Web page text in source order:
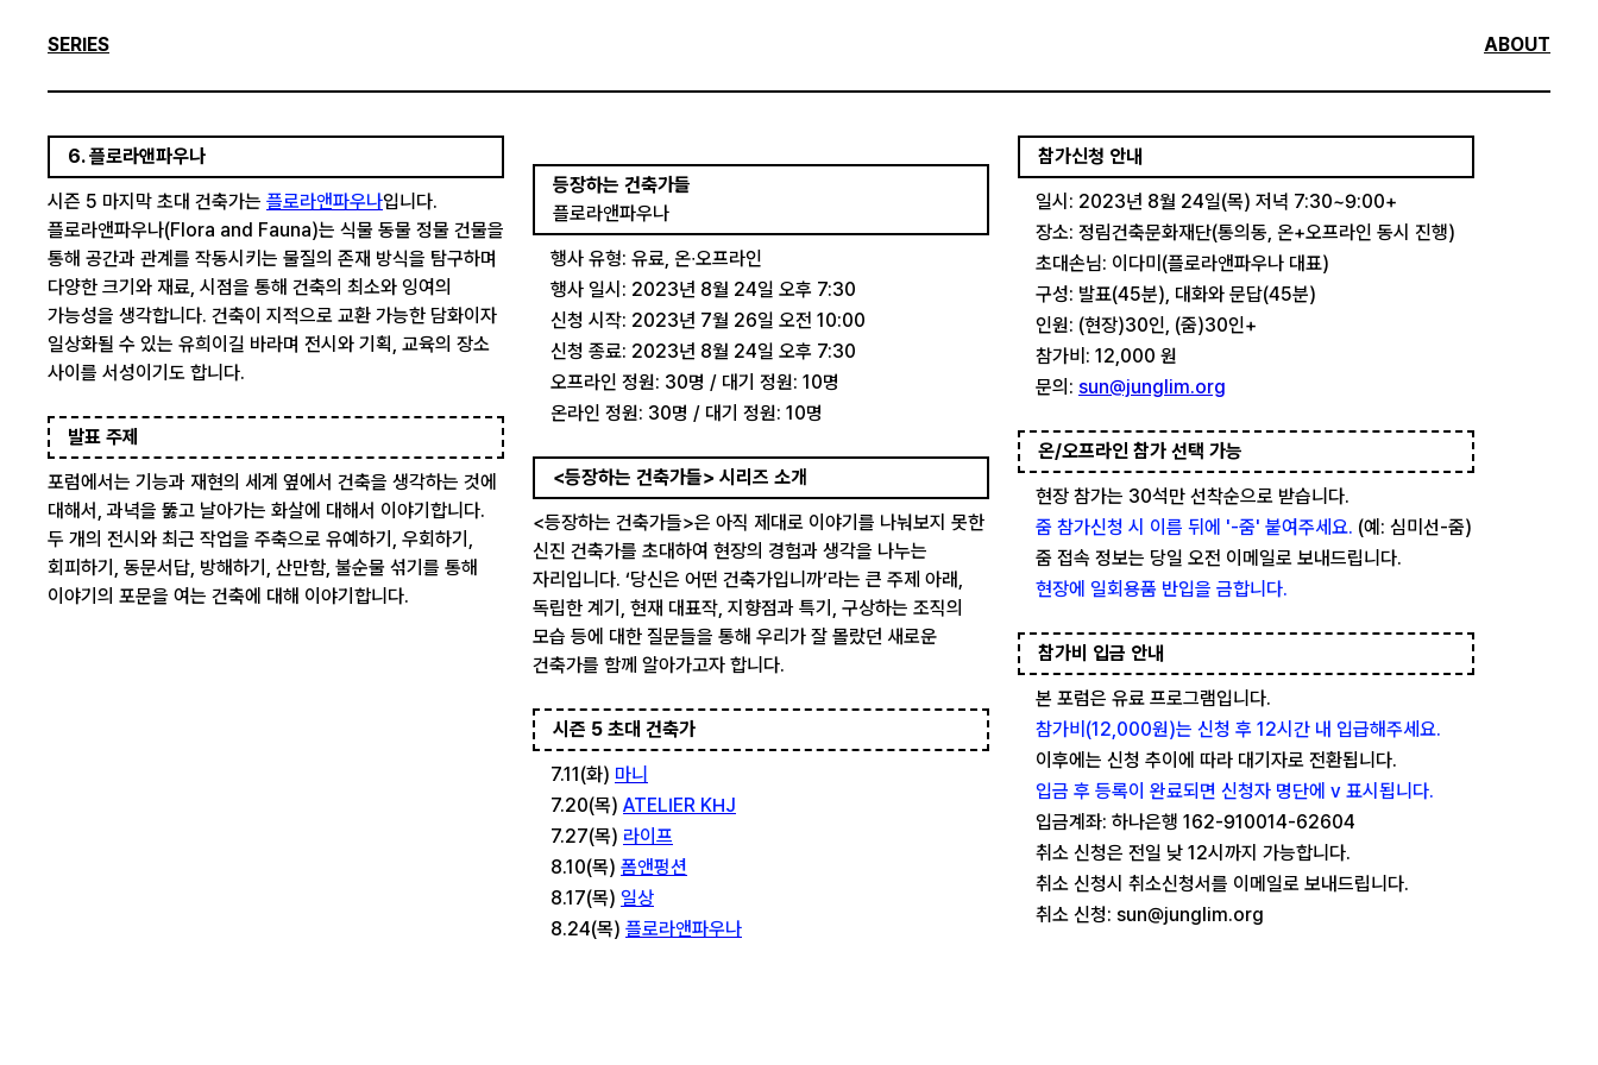
SERIES ABOUT
6. 플로라앤파우나
시즌 5 마지막 초대 건축가는 플로라앤파우나입니다.
플로라앤파우나(Flora and Fauna)는 식물 동물 정물 건물을
통해 공간과 관계를 작동시키는 물질의 존재 방식을 탐구하며
다양한 크기와 재료, 시점을 통해 건축의 최소와 잉여의
가능성을 생각합니다. 건축이 지적으로 교환 가능한 담화이자
일상화될 수 있는 유희이길 바라며 전시와 기획, 교육의 장소
사이를 서성이기도 합니다.
발표 주제
포럼에서는 기능과 재현의 세계 옆에서 건축을 생각하는 것에
대해서, 과녁을 뚫고 날아가는 화살에 대해서 이야기합니다.
두 개의 전시와 최근 작업을 주축으로 유예하기, 우회하기,
회피하기, 동문서답, 방해하기, 산만함, 불순물 섞기를 통해
이야기의 포문을 여는 건축에 대해 이야기합니다.
등장하는 건축가들
플로라앤파우나
행사 유형: 유료, 온∙오프라인
행사 일시: 2023년 8월 24일 오후 7:30
신청 시작: 2023년 7월 26일 오전 10:00
신청 종료: 2023년 8월 24일 오후 7:30
오프라인 정원: 30명 / 대기 정원: 10명
온라인 정원: 30명 / 대기 정원: 10명
<등장하는 건축가들> 시리즈 소개
<등장하는 건축가들>은 아직 제대로 이야기를 나눠보지 못한
신진 건축가를 초대하여 현장의 경험과 생각을 나누는
자리입니다. ‘당신은 어떤 건축가입니까’라는 큰 주제 아래,
독립한 계기, 현재 대표작, 지향점과 특기, 구상하는 조직의
모습 등에 대한 질문들을 통해 우리가 잘 몰랐던 새로운
건축가를 함께 알아가고자 합니다.
시즌 5 초대 건축가
7.11(화) 마니
7.20(목) ATELIER KHJ
7.27(목) 라이프
8.10(목) 폼앤펑션
8.17(목) 일상
8.24(목) 플로라앤파우나
참가신청 안내
일시: 2023년 8월 24일(목) 저녁 7:30~9:00+
장소: 정림건축문화재단(통의동, 온+오프라인 동시 진행)
초대손님: 이다미(플로라앤파우나 대표)
구성: 발표(45분), 대화와 문답(45분)
인원: (현장)30인, (줌)30인+
참가비: 12,000 원
문의: sun@junglim.org
온/오프라인 참가 선택 가능
현장 참가는 30석만 선착순으로 받습니다.
줌 참가신청 시 이름 뒤에 '-줌' 붙여주세요. (예: 심미선-줌)
줌 접속 정보는 당일 오전 이메일로 보내드립니다.
현장에 일회용품 반입을 금합니다.
참가비 입금 안내
본 포럼은 유료 프로그램입니다.
참가비(12,000원)는 신청 후 12시간 내 입급해주세요.
이후에는 신청 추이에 따라 대기자로 전환됩니다.
입금 후 등록이 완료되면 신청자 명단에 v 표시됩니다.
입금계좌: 하나은행 162-910014-62604
취소 신청은 전일 낮 12시까지 가능합니다.
취소 신청시 취소신청서를 이메일로 보내드립니다.
취소 신청: sun@junglim.org